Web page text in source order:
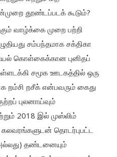
தூண்டப்படக் கூடும்?
வாழ்க்கை முறை பற்றி
சம்பந்தமாக சக்திகா
கொள்கைக்கான புனிதப்
சமூக ஊடகத்தில் ஒரு
றம்சி றசீக் என்பவரும் கைது
புலனாய்வும்
2018 இல் முஸ்லிம்
கலவரங்களுடன் தொடர்புபட்ட
தண்டனையும்